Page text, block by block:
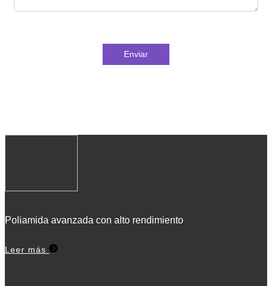
Enviar
Poliamida avanzada con alto rendimiento
Leer más